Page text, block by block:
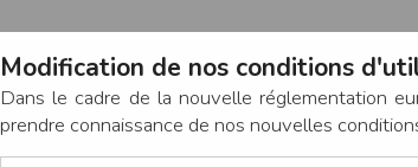
Modification de nos conditions
Dans le cadre de la nouvelle réglementation
prendre connaissance de nos nouvelles